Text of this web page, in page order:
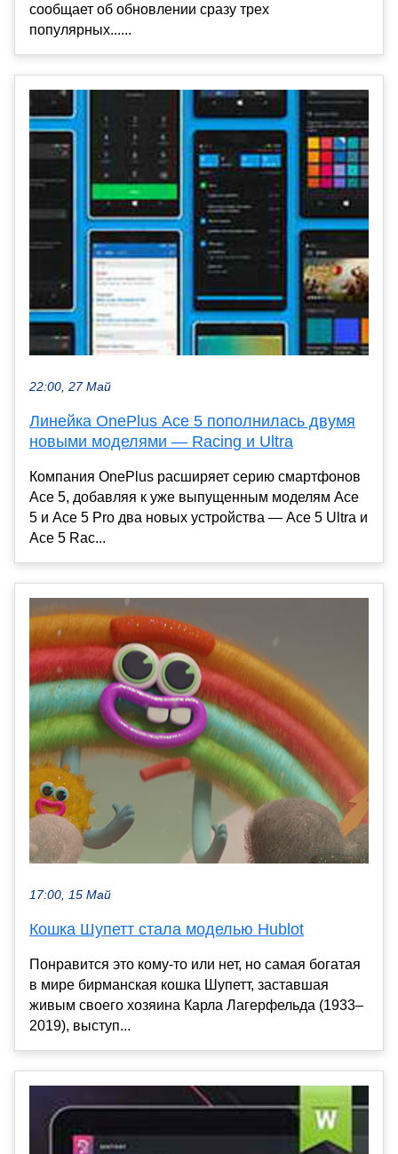
сообщает об обновлении сразу трех
популярных......
22:00, 27 Май
Линейка OnePlus Ace 5 пополнилась двумя
новыми моделями — Racing и Ultra
Компания OnePlus расширяет серию смартфонов
Ace 5, добавляя к уже выпущенным моделям Ace
5 и Ace 5 Pro два новых устройства — Ace 5 Ultra и
Ace 5 Rac...
17:00, 15 Май
Кошка Шупетт стала моделью Hublot
Понравится это кому-то или нет, но самая богатая
в мире бирманская кошка Шупетт, заставшая
живым своего хозяина Карла Лагерфельда (1933–
2019), выступ...